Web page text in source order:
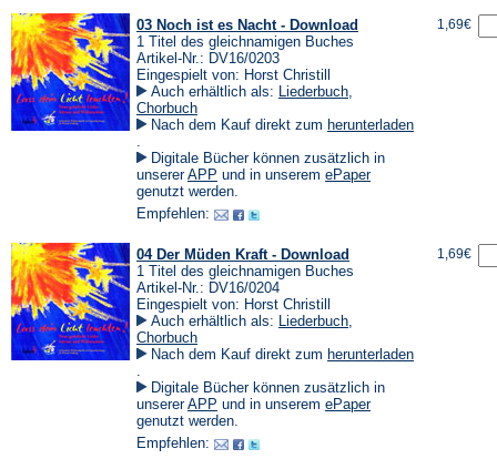
03 Noch ist es Nacht - Download
1 Titel des gleichnamigen Buches
Artikel-Nr.: DV16/0203
Eingespielt von: Horst Christill
Auch erhältlich als: Liederbuch,
Chorbuch
Nach dem Kauf direkt zum herunterladen
in
einem
neuen
Tab)
.
Digitale Bücher können zusätzlich in
unsererAPP (Öffnet
in
neuen
und in unserem ePaper(Öffnet
genutzt werden.
Empfehlen:
1,69€
04 Der Müden Kraft - Download
1 Titel des gleichnamigen Buches
Artikel-Nr.: DV16/0204
Eingespielt von: Horst Christill
Auch erhältlich als: Liederbuch,
Chorbuch
Nach dem Kauf direkt zum herunterladen
in
einem
neuen
Tab)
.
Digitale Bücher können zusätzlich in
unsererAPP (Öffnet
in
neuen
und in unserem ePaper(Öffnet
genutzt werden.
Empfehlen:
1,69€